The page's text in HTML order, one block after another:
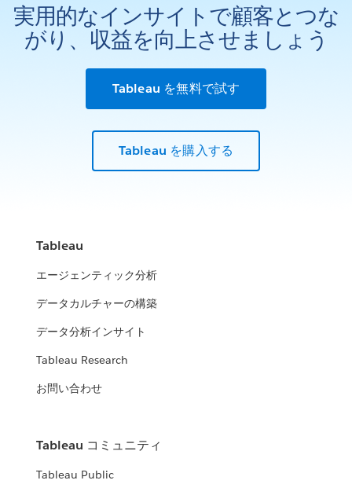
実用的なインサイトで顧客とつな
がり、収益を向上させましょう
Tableau を無料で試す
Tableau を購入する
Tableau
エージェンティック分析
データカルチャーの構築
データ分析インサイト
Tableau Research
お問い合わせ
Tableau コミュニティ
Tableau Public